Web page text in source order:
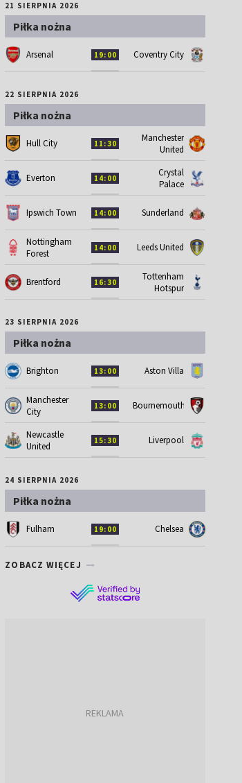
21 SIERPNIA 2026
Piłka nożna
Arsenal 19:00 Coventry City
22 SIERPNIA 2026
Piłka nożna
Hull City 11:30
Manchester
United
Everton 14:00
Crystal
Palace
Ipswich Town 14:00 Sunderland
Nottingham
Forest
14:00 Leeds United
Brentford 16:30
Tottenham
Hotspur
23 SIERPNIA 2026
Piłka nożna
Brighton 13:00 Aston Villa
Manchester
City
13:00 Bournemouth
Newcastle
United
15:30 Liverpool
24 SIERPNIA 2026
Piłka nożna
Fulham 19:00 Chelsea
ZOBACZ WIĘCEJ